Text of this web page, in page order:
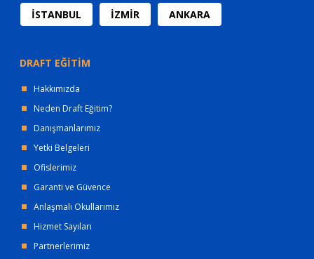
İSTANBUL İZMİR ANKARA
DRAFT EĞİTİM
Hakkımızda
Neden Draft Eğitim?
Danışmanlarımız
Yetki Belgeleri
Ofislerimiz
Garanti ve Güvence
Anlaşmalı Okullarımız
Hizmet Sayıları
Partnerlerimiz